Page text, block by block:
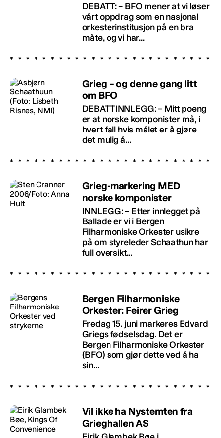
DEBATT: – BFO mener at vi løser
vårt oppdrag som en nasjonal
orkesterinstitusjon på en bra
måte, og vi har...
Grieg – og denne gang litt
om BFO
DEBATTINNLEGG: – Mitt poeng
er at norske komponister må, i
hvert fall hvis målet er å gjøre
det mulig å...
Grieg-markering MED
norske komponister
INNLEGG: – Etter innlegget på
Ballade er vi i Bergen
Filharmoniske Orkester usikre
på om styreleder Schaathun har
full oversikt...
Bergen Filharmoniske
Orkester: Feirer Grieg
Fredag 15. juni markeres Edvard
Griegs fødselsdag. Det er
Bergen Filharmoniske Orkester
(BFO) som gjør dette ved å ha
sin...
Vil ikke ha Nystemten fra
Grieghallen AS